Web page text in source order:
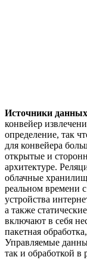
Источники
конвейер
определение, так
для конвейера
открытые и
архитектуре.
облачные
реальном времени
устройства
а также
включают в себя
пакетная
Управляемые
так и обработкой в